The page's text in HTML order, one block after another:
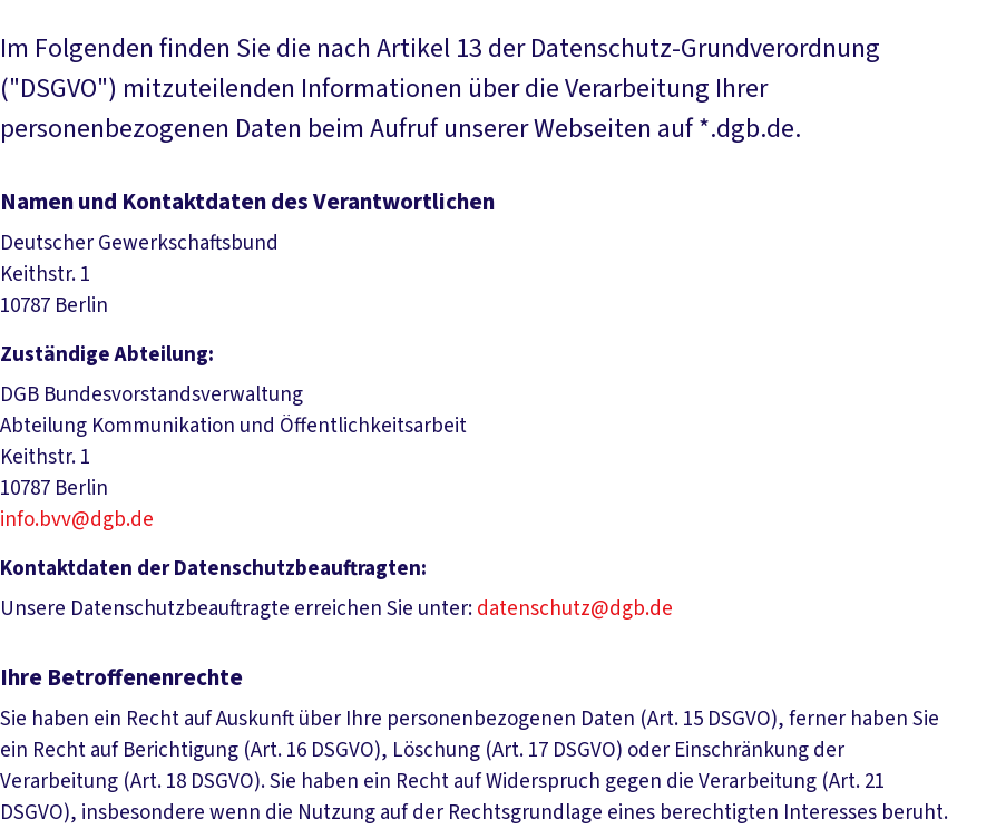
Im Folgenden finden Sie die nach Artikel 13 der Datenschutz-Grundverordnung
("DSGVO") mitzuteilenden Informationen über die Verarbeitung Ihrer
personenbezogenen Daten beim Aufruf unserer Webseiten auf *.dgb.de.
Namen und Kontaktdaten des Verantwortlichen
Deutscher Gewerkschaftsbund
Keithstr. 1
10787 Berlin
Zuständige Abteilung:
DGB Bundesvorstandsverwaltung
Abteilung Kommunikation und Öffentlichkeitsarbeit
Keithstr. 1
10787 Berlin
info.bvv@dgb.de
Kontaktdaten der Datenschutzbeauftragten:
Unsere Datenschutzbeauftragte erreichen Sie unter:datenschutz@dgb.de
Ihre Betroffenenrechte
Sie haben ein Recht auf Auskunft über Ihre personenbezogenen Daten (Art. 15 DSGVO), ferner haben Sie
ein Recht auf Berichtigung (Art. 16 DSGVO), Löschung (Art. 17 DSGVO) oder Einschränkung der
Verarbeitung (Art. 18 DSGVO). Sie haben ein Recht auf Widerspruch gegen die Verarbeitung (Art. 21
DSGVO), insbesondere wenn die Nutzung auf der Rechtsgrundlage eines berechtigten Interesses beruht.